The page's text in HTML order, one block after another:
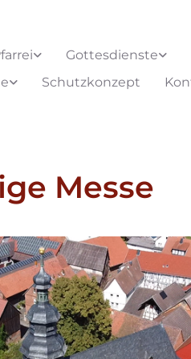
Gottesdienste
Schutzkonzept
Messe